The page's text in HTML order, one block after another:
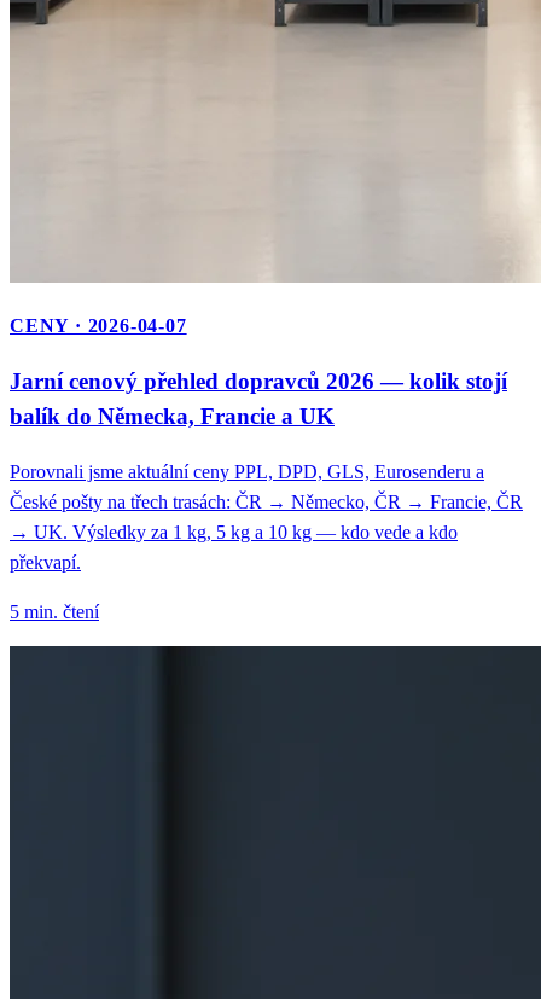
CENY · 2026-04-07
Jarní cenový přehled dopravců 2026 — kolik stojí
balík do Německa, Francie a UK
Porovnali jsme aktuální ceny PPL, DPD, GLS, Eurosenderu a
České pošty na třech trasách: ČR → Německo, ČR → Francie, ČR
→ UK. Výsledky za 1 kg, 5 kg a 10 kg — kdo vede a kdo
překvapí.
5 min. čtení